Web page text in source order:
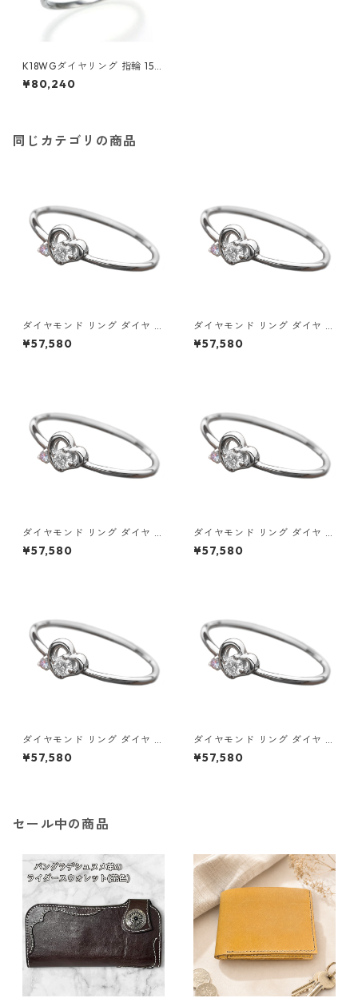
K18WGダイヤリング 指輪 15号
ダイヤモンド ジュエリー アク
セサリー レディース
¥80,240
同じカテゴリの商品
ダイヤモンド リング ダイヤ ア
イスブルーダイヤ 合計0.06ct
8.5号 プラチナ Pt950 ハート
¥57,580
ダイヤモンド リング ダイヤ ア
イスブルーダイヤ 合計0.06ct
9号 プラチナ Pt950 ハートモ
¥57,580
ダイヤモンド リング ダイヤ ア
イスブルーダイヤ 合計0.06ct
9.5号 プラチナ Pt950 ハート
¥57,580
ダイヤモンド リング ダイヤ ア
イスブルーダイヤ 合計0.06ct
10号 プラチナ Pt950 ハート
¥57,580
ダイヤモンド リング ダイヤ ア
イスブルーダイヤ 合計0.06ct
10.5号 プラチナ Pt950 ハート
¥57,580
ダイヤモンド リング ダイヤ ア
イスブルーダイヤ 合計0.06ct
11号 プラチナ Pt950 ハートモ
¥57,580
セール中の商品